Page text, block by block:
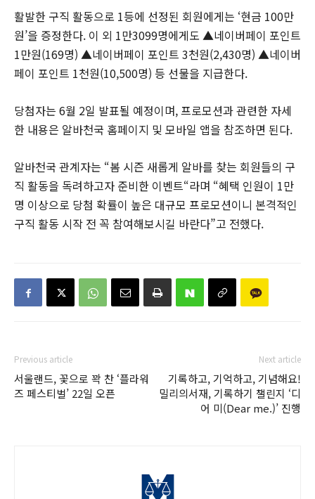
활발한 구직 활동으로 1등에 선정된 회원에게는 ‘현금 100만
원’을 증정한다. 이 외 1만3099명에게도 ▲네이버페이 포인트
1만원(169명) ▲네이버페이 포인트 3천원(2,430명) ▲네이버
페이 포인트 1천원(10,500명) 등 선물을 지급한다.
당첨자는 6월 2일 발표될 예정이며, 프로모션과 관련한 자세
한 내용은 알바천국 홈페이지 및 모바일 앱을 참조하면 된다.
알바천국 관계자는 “봄 시즌 새롭게 알바를 찾는 회원들의 구
직 활동을 독려하고자 준비한 이벤트“라며 “혜택 인원이 1만
명 이상으로 당첨 확률이 높은 대규모 프로모션이니 본격적인
구직 활동 시작 전 꼭 참여해보시길 바란다”고 전했다.
Previous article
서울랜드, 꽃으로 꽉 찬 ‘플라워
즈 페스티벌’ 22일 오픈
Next article
기록하고, 기억하고, 기념해요!
밀리의서재, 기록하기 챌린지 ‘디
어 미(Dear me.)’ 진행